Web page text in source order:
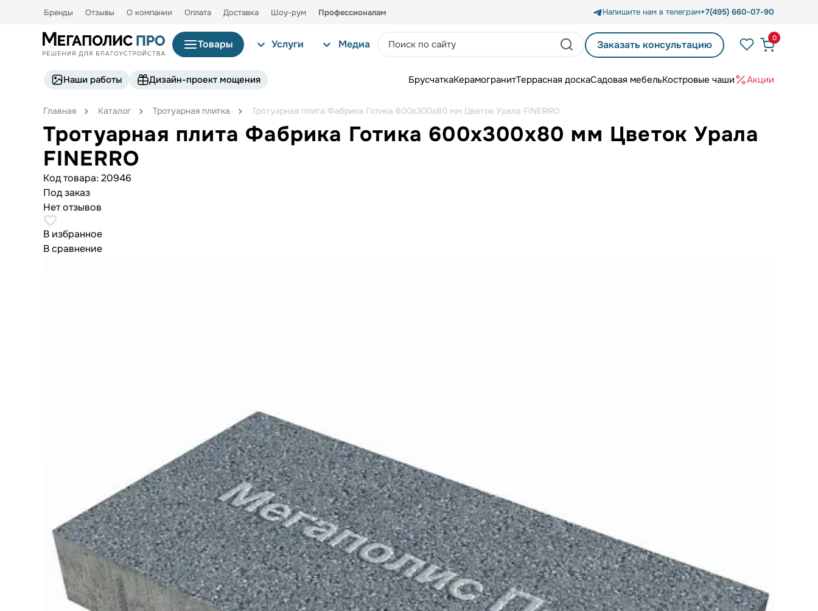
Бренды Отзывы О компании Оплата Доставка Шоу-рум Профессионалам Напишите нам в телеграм+7(495) 660-07-90
Товары Услуги Медиа Заказать консультацию
0
Наши работы Дизайн-проект мощения БрусчаткаКерамогранитТеррасная доскаСадовая мебельКостровые чаши Акции
Главная Каталог Тротуарная плитка Тротуарная плита Фабрика Готика 600x300x80 мм Цветок Урала FINERRO
Тротуарная плита Фабрика Готика 600x300x80 мм Цветок Урала
FINERRO
Код товара: 20946
Под заказ
Нет отзывов
В избранное
В сравнение